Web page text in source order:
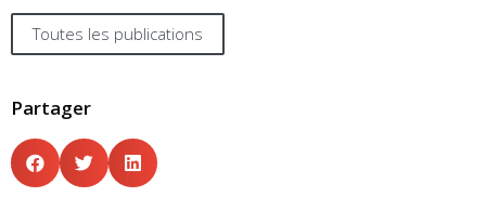
Toutes les publications
Partager